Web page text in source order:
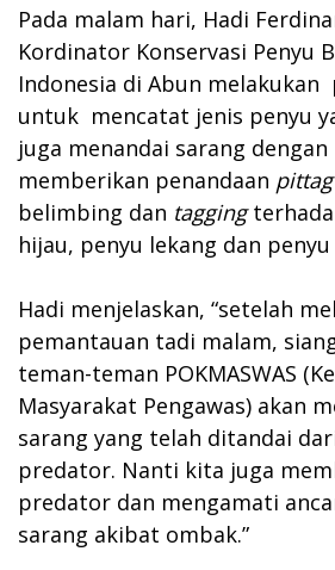
Pada malam hari, Hadi
Kordinator Konservasi Penyu
Indonesia di Abun melakukan
untuk mencatat jenis penyu
juga menandai sarang dengan
memberikan penandaan pittag
belimbing dan tagging
hijau, penyu lekang dan penyu
Hadi menjelaskan, “setelah
pemantauan tadi malam,
teman-teman POKMASWAS
Masyarakat Pengawas) akan
sarang yang telah ditandai
predator. Nanti kita juga
predator dan mengamati
sarang akibat ombak.”